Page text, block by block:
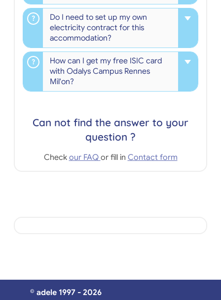
Do I need to set up my own
electricity contract for this
accommodation?
How can I get my free ISIC card
with Odalys Campus Rennes
Mil'on?
Can not find the answer to your
question ?
Check our FAQ or fill in Contact form
© adele 1997 - 2026